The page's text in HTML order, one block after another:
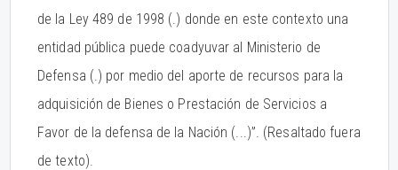
de la Ley 489 de 1998 (.) donde en este contexto una
entidad pública puede coadyuvar al Ministerio de
Defensa (.) por medio del aporte de recursos para la
adquisición de Bienes o Prestación de Servicios a
Favor de la defensa de la Nación (...)”. (Resaltado fuera
de texto).